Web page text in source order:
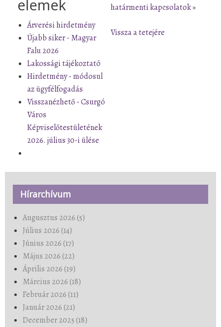
elemek
Árverési hirdetmény
Újabb siker - Magyar
Falu 2026
Lakossági tájékoztató
Hirdetmény - módosul
az ügyfélfogadás
Visszanézhető - Csurgó
Város
Képviselőtestületének
2026. július 30-i ülése
határmenti kapcsolatok »
Vissza a tetejére
Hírarchívum
Augusztus 2026 (5)
Július 2026 (14)
Június 2026 (17)
Május 2026 (22)
Április 2026 (19)
Március 2026 (18)
Február 2026 (11)
Január 2026 (21)
December 2025 (18)